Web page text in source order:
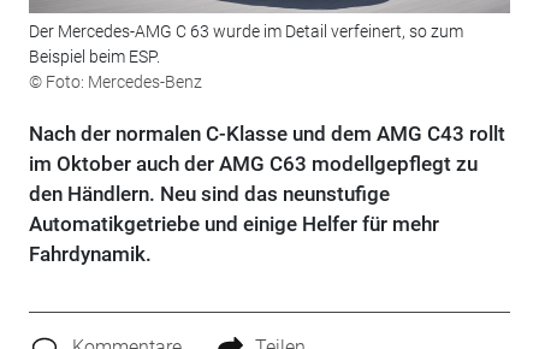
Der Mercedes-AMG C 63 wurde im Detail verfeinert, so zum
Beispiel beim ESP.
© Foto: Mercedes-Benz
Nach der normalen C-Klasse und dem AMG C43 rollt
im Oktober auch der AMG C63 modellgepflegt zu
den Händlern. Neu sind das neunstufige
Automatikgetriebe und einige Helfer für mehr
Fahrdynamik.